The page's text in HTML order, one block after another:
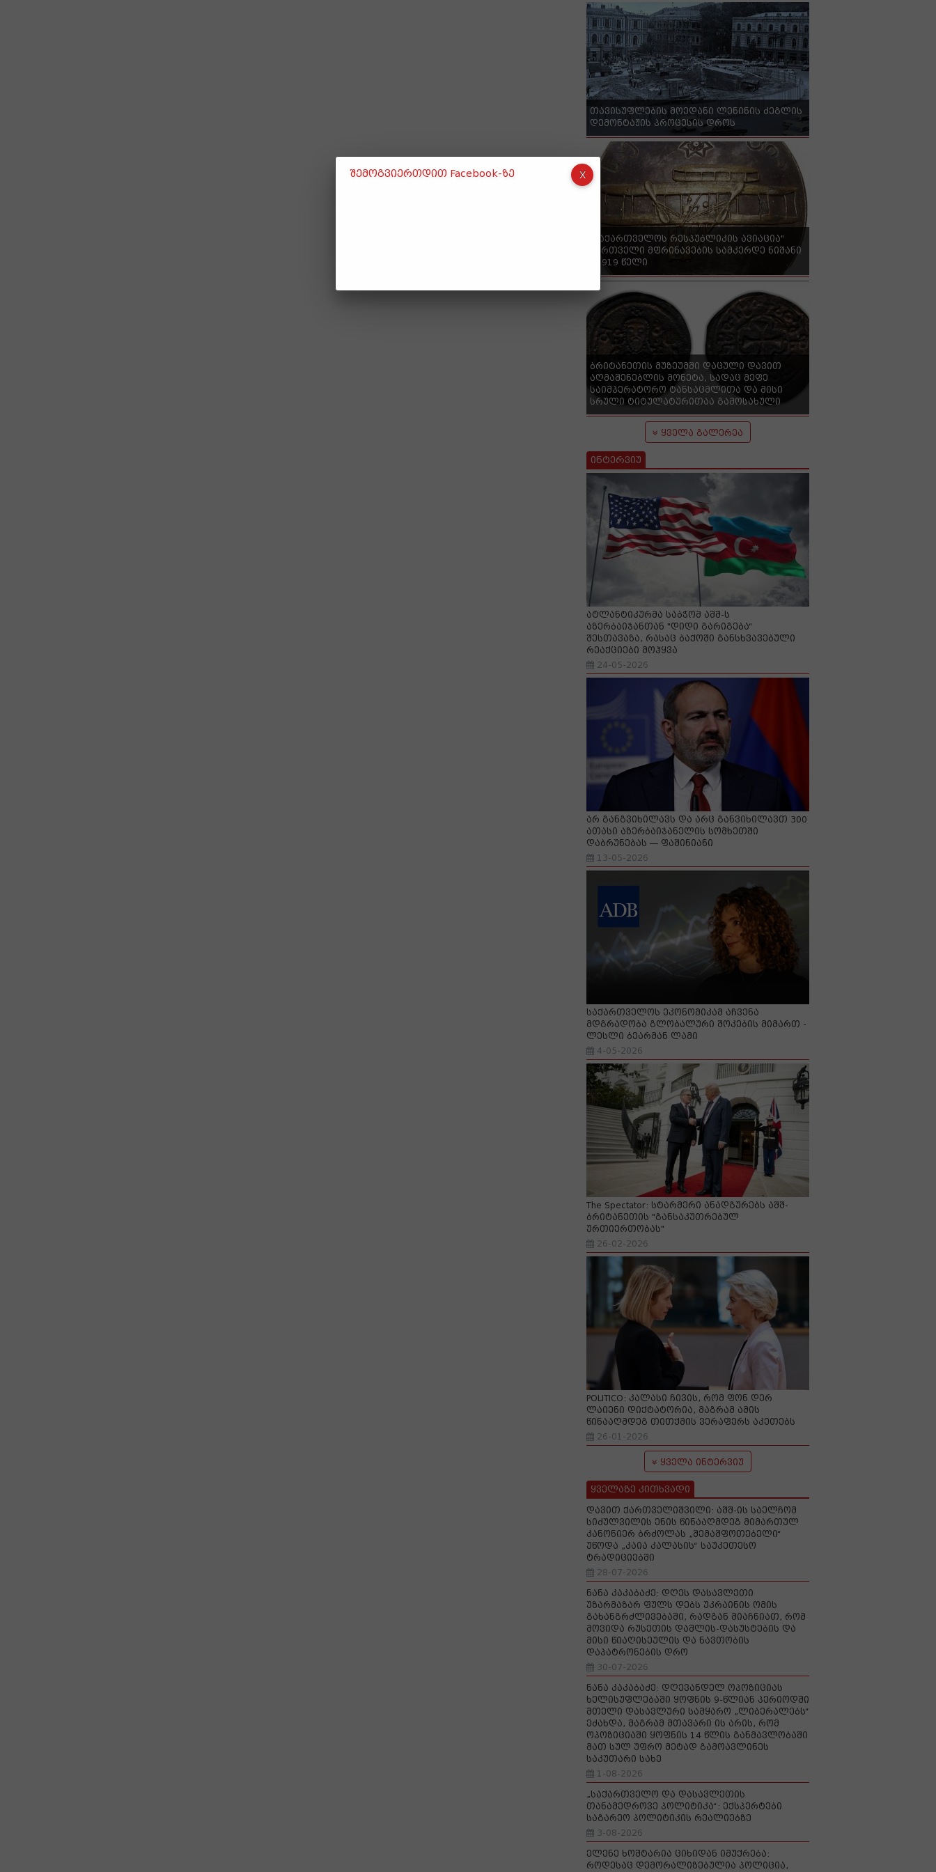
თავისუფლების მოედანი ლენინის ძეგლის
დემონტაჟის პროცესის დროს
"საქართველოს რესპუბლიკის ავიაცია"
ქართველი მფრინავების სამკერდე ნიშანი
- 1919 წელი
ბრიტანეთის მუზეუმში დაცული დავით
აღმაშენებლის მონეტა, სადაც მეფე
საიმპერატორო ტანსაცმლითა და მისი
სრული ტიტულატურითაა გამოსახული
ყველა გალერეა
ინტერვიუ
ატლანტიკურმა საბჭომ აშშ-ს
აზერბაიჯანთან "დიდი გარიგება“
შესთავაზა, რასაც ბაქოში განსხვავებული
რეაქციები მოჰყვა
24-05-2026
არ განგვიხილავს და არც განვიხილავთ 300
ათასი აზერბაიჯანელის სომხეთში
დაბრუნებას — ფაშინიანი
13-05-2026
საქართველოს ეკონომიკამ აჩვენა
მდგრადობა გლობალური შოკების მიმართ -
ლესლი ბეარმან ლამი
4-05-2026
The Spectator: სტარმერი ანადგურებს აშშ-
ბრიტანეთის "განსაკუთრებულ
ურთიერთობას"
26-02-2026
POLITICO: კალასი ჩივის, რომ ფონ დერ
ლაიენი დიქტატორია, მაგრამ ამის
წინააღმდეგ თითქმის ვერაფერს აკეთებს
26-01-2026
ყველა ინტერვიუ
ყველაზე კითხვადი
დავით ქართველიშვილი: აშშ-ის საელჩომ
სიძულვილის ენის წინააღმდეგ მიმართულ
კანონიერ ბრძოლას „შემაშფოთებელი“
უწოდა „კაია კალასის“ საუკეთესო
ტრადიციებში
28-07-2026
ნანა კაკაბაძე: დღეს დასავლეთი
უზარმაზარ ფულს დებს უკრაინის ომის
გახანგრძლივებაში, რადგან მიაჩნიათ, რომ
მოვიდა რუსეთის დაშლის-დასუსტების და
მისი წიაღისეულის და ნავთობის
დაპატრონების დრო
30-07-2026
ნანა კაკაბაძე: დღევანდელ ოპოზიციას
ხელისუფლებაში ყოფნის 9-წლიან პერიოდში
მთელი დასავლური სამყარო „ლიბერალებს“
ეძახდა, მაგრამ მთავარი ის არის, რომ
ოპოზიციაში ყოფნის 14 წლის განმავლობაში
მათ სულ უფრო მეტად გამოავლინეს
საკუთარი სახე
1-08-2026
„საქართველო და დასავლეთის
თანამედროვე პოლიტიკა“: ექსპერტები
საგარეო პოლიტიკის რეალიებზე
3-08-2026
ელენე ხოშტარია ციხიდან იმუქრება:
როდესაც დემორალიზებულია პოლიცია,
შემოგვიერთდით Facebook-ზე